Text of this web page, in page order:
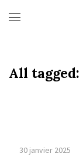
All tagged:
30 janvier 2025